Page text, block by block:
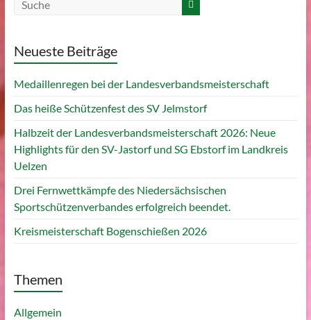
Neueste Beiträge
Medaillenregen bei der Landesverbandsmeisterschaft
Das heiße Schützenfest des SV Jelmstorf
Halbzeit der Landesverbandsmeisterschaft 2026: Neue
Highlights für den SV-Jastorf und SG Ebstorf im Landkreis
Uelzen
Drei Fernwettkämpfe des Niedersächsischen
Sportschützenverbandes erfolgreich beendet.
Kreismeisterschaft Bogenschießen 2026
Themen
Allgemein